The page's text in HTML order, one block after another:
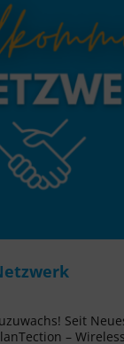
Seit
–